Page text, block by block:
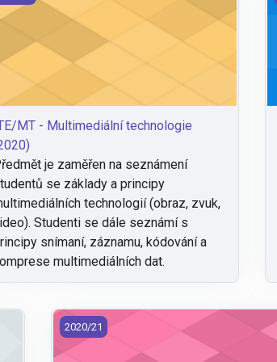
MT - Multimediální technologie
je zaměřen na seznámení
se základy a principy
technologií (obraz, zvuk,
Studenti se dále seznámí s
snímaní, záznamu, kódování a
multimediálních dat.
(2020) ITE/PG2 - Počítačová grafika 2 (2020)
2020/21